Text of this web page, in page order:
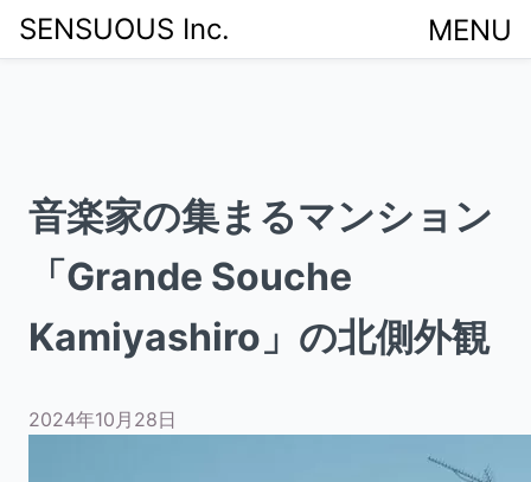
SENSUOUS Inc. MENU
Home>音楽家の集まるマンション「Grande Souche
Kamiyashiro」の北側外観
音楽家の集まるマンション
「Grande Souche
Kamiyashiro」の北側外観
2024年10月28日